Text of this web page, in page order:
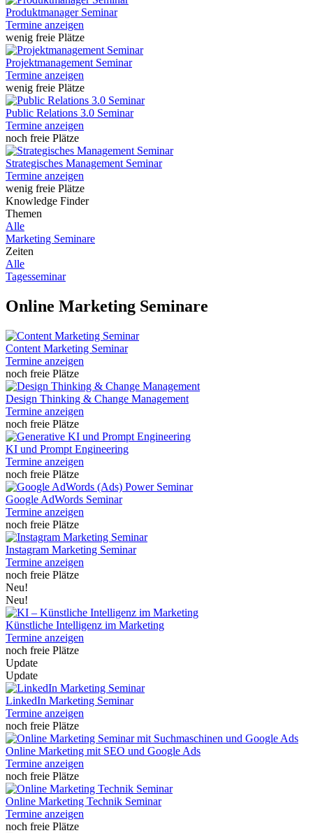
Produktmanager Seminar
Termine anzeigen
wenig freie Plätze
Projektmanagement Seminar
Termine anzeigen
wenig freie Plätze
Public Relations 3.0 Seminar
Termine anzeigen
noch freie Plätze
Strategisches Management Seminar
Termine anzeigen
wenig freie Plätze
Knowledge Finder
Themen
Alle
Marketing Seminare
Zeiten
Alle
Tagesseminar
Online Marketing Seminare
Content Marketing Seminar
Termine anzeigen
noch freie Plätze
Design Thinking & Change Management
Termine anzeigen
noch freie Plätze
KI und Prompt Engineering
Termine anzeigen
noch freie Plätze
Google AdWords Seminar
Termine anzeigen
noch freie Plätze
Instagram Marketing Seminar
Termine anzeigen
noch freie Plätze
Neu!
Neu!
Künstliche Intelligenz im Marketing
Termine anzeigen
noch freie Plätze
Update
Update
LinkedIn Marketing Seminar
Termine anzeigen
noch freie Plätze
Online Marketing mit SEO und Google Ads
Termine anzeigen
noch freie Plätze
Online Marketing Technik Seminar
Termine anzeigen
noch freie Plätze